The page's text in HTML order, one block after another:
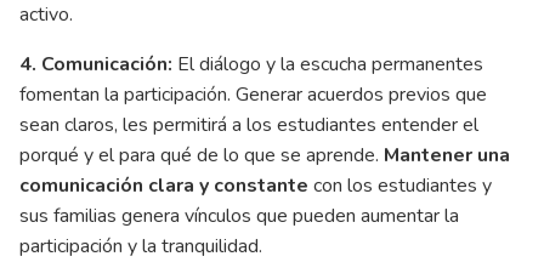
activo.
4. Comunicación: El diálogo y la escucha permanentes
fomentan la participación. Generar acuerdos previos que
sean claros, les permitirá a los estudiantes entender el
porqué y el para qué de lo que se aprende. Mantener una
comunicación clara y constante con los estudiantes y
sus familias genera vínculos que pueden aumentar la
participación y la tranquilidad.